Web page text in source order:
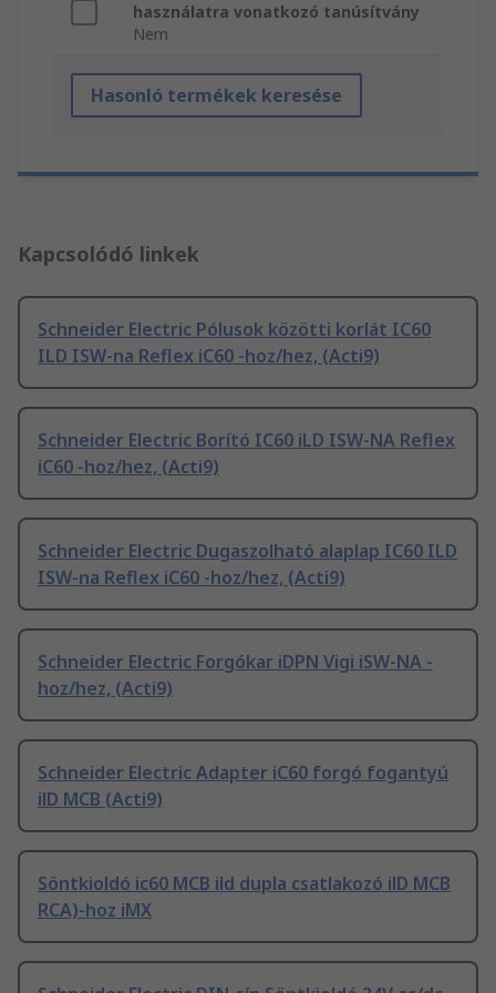
használatra vonatkozó tanúsítvány
Nem
Hasonló termékek keresése
Kapcsolódó linkek
Schneider Electric Pólusok közötti korlát IC60
ILD ISW-na Reflex iC60 -hoz/hez, (Acti9)
Schneider Electric Borító IC60 iLD ISW-NA Reflex
iC60 -hoz/hez, (Acti9)
Schneider Electric Dugaszolható alaplap IC60 ILD
ISW-na Reflex iC60 -hoz/hez, (Acti9)
Schneider Electric Forgókar iDPN Vigi iSW-NA -
hoz/hez, (Acti9)
Schneider Electric Adapter iC60 forgó fogantyú
ilD MCB (Acti9)
Söntkioldó ic60 MCB ild dupla csatlakozó ilD MCB
RCA)-hoz iMX